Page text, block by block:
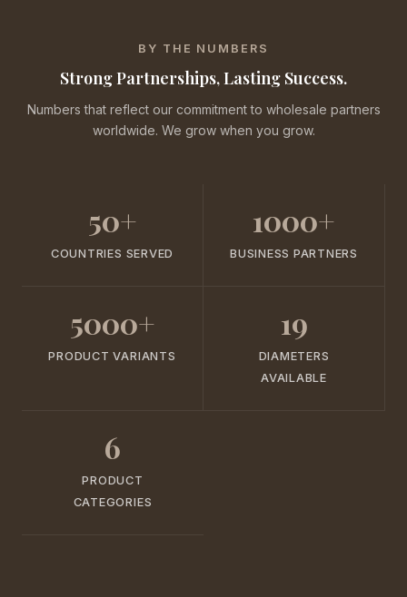
BY THE NUMBERS
Strong Partnerships, Lasting Success.
Numbers that reflect our commitment to wholesale partners
worldwide. We grow when you grow.
50+
COUNTRIES SERVED
1000+
BUSINESS PARTNERS
5000+
PRODUCT VARIANTS
19
DIAMETERS
AVAILABLE
6
PRODUCT
CATEGORIES